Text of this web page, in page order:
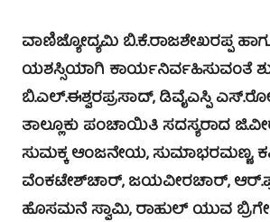
ವಾಣಿಜ್ಯೋದ್ಯಮಿ ಬಿ.ಕೆ.ರಾಜಶೇಖರಪ್ಪ
ಯಶಸ್ಸಿಯಾಗಿ ಕಾರ್ಯನಿರ್ವಹಿಸುವಂತೆ
ಬಿ.ಎಲ್.ಈಶ್ವರಪ್ರಸಾದ್, ಡಿವೈಎಸ್ಪಿ
ತಾಲ್ಲೂಕು ಪಂಚಾಯಿತಿ ಸದಸ್ಯರಾದ
ಸುಮಕ್ಕ ಆಂಜನೇಯ, ಸುಮಾಭರಮಣ್ಣ,
ವೆಂಕಟೇಶ್‍ಚಾರ್, ಜಯವೀರಚಾರ್,
ಹೊಸಮನೆ ಸ್ವಾಮಿ, ರಾಹುಲ್ ಯುವ